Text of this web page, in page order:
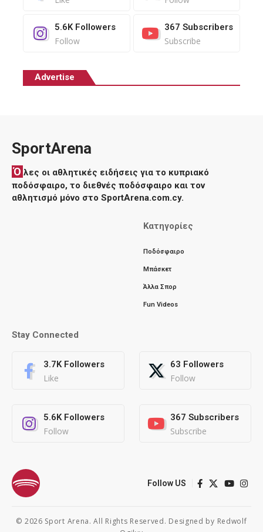
5.6K Followers
Follow
367 Subscribers
Subscribe
Advertise
SportArena
Ό λες οι αθλητικές ειδήσεις για το κυπριακό
ποδόσφαιρο, το διεθνές ποδόσφαιρο και τον
αθλητισμό μόνο στο SportArena.com.cy.
Κατηγορίες
Ποδόσφαιρο
Μπάσκετ
Άλλα Σπορ
Fun Videos
Stay Connected
3.7K Followers
Like
63 Followers
Follow
5.6K Followers
Follow
367 Subscribers
Subscribe
Follow US
© 2026 Sport Arena. All Rights Reserved. Designed by Redwolf